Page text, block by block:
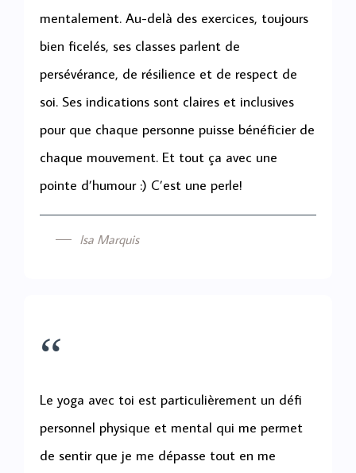
mentalement. Au-delà des exercices, toujours
bien ficelés, ses classes parlent de
persévérance, de résilience et de respect de
soi. Ses indications sont claires et inclusives
pour que chaque personne puisse bénéficier de
chaque mouvement. Et tout ça avec une
pointe d’humour :) C’est une perle!
Isa Marquis
“
Le yoga avec toi est particulièrement un défi
personnel physique et mental qui me permet
de sentir que je me dépasse tout en me